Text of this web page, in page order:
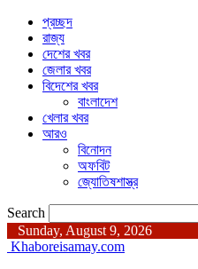
প্রচ্ছদ
রাজ্য
দেশের খবর
জেলার খবর
বিদেশের খবর
বাংলাদেশ
খেলার খবর
আরও
বিনোদন
অফবিট
জ্যোতিষশাস্ত্র
Search
Sunday, August 9, 2026
Khaboreisamay.com